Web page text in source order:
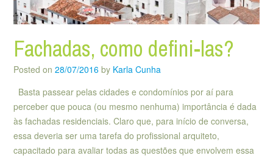
Fachadas, como defini-las?
Posted on 28/07/2016 by Karla Cunha
Basta passear pelas cidades e condomínios por aí para
perceber que pouca (ou mesmo nenhuma) importância é dada
às fachadas residenciais. Claro que, para início de conversa,
essa deveria ser uma tarefa do profissional arquiteto,
capacitado para avaliar todas as questões que envolvem essa